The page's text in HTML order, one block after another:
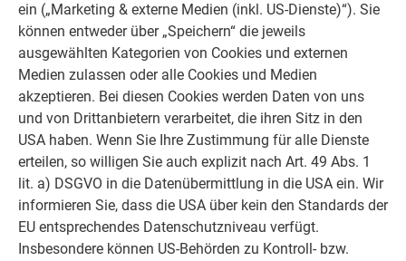
ein („Marketing & externe Medien (inkl. US-Dienste)“). Sie
können entweder über „Speichern“ die jeweils
ausgewählten Kategorien von Cookies und externen
Medien zulassen oder alle Cookies und Medien
akzeptieren. Bei diesen Cookies werden Daten von uns
und von Drittanbietern verarbeitet, die ihren Sitz in den
USA haben. Wenn Sie Ihre Zustimmung für alle Dienste
erteilen, so willigen Sie auch explizit nach Art. 49 Abs. 1
lit. a) DSGVO in die Datenübermittlung in die USA ein. Wir
informieren Sie, dass die USA über kein den Standards der
EU entsprechendes Datenschutzniveau verfügt.
Insbesondere können US-Behörden zu Kontroll- bzw.
Außenwandbekleidung für VHF
Sockelbekleidung
Tür- und Torfüllung
Gartenzaun
Dekorative Wandbekleidungen für Innenwände
Deckenuntersicht
ZURÜCK WEITER